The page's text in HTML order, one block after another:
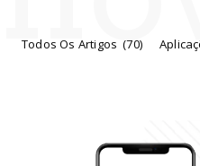
Todos Os Artigos (70)